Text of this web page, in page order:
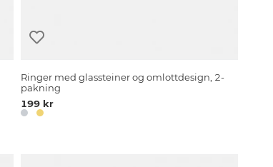
Ringer med glassteiner og omlottdesign, 2-
pakning
199 kr